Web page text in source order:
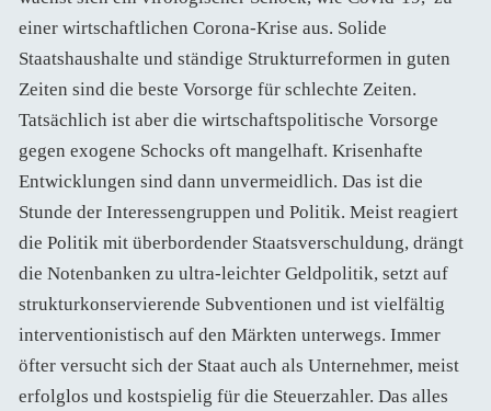
einer wirtschaftlichen Corona-Krise aus. Solide
Staatshaushalte und ständige Strukturreformen in guten
Zeiten sind die beste Vorsorge für schlechte Zeiten.
Tatsächlich ist aber die wirtschaftspolitische Vorsorge
gegen exogene Schocks oft mangelhaft. Krisenhafte
Entwicklungen sind dann unvermeidlich. Das ist die
Stunde der Interessengruppen und Politik. Meist reagiert
die Politik mit überbordender Staatsverschuldung, drängt
die Notenbanken zu ultra-leichter Geldpolitik, setzt auf
strukturkonservierende Subventionen und ist vielfältig
interventionistisch auf den Märkten unterwegs. Immer
öfter versucht sich der Staat auch als Unternehmer, meist
erfolglos und kostspielig für die Steuerzahler. Das alles